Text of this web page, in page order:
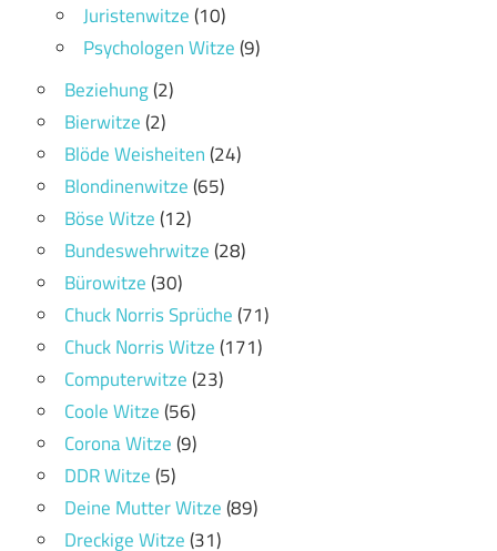
Juristenwitze(10)
Psychologen Witze(9)
Beziehung(2)
Bierwitze(2)
Blöde Weisheiten(24)
Blondinenwitze(65)
Böse Witze(12)
Bundeswehrwitze(28)
Bürowitze(30)
Chuck Norris Sprüche(71)
Chuck Norris Witze(171)
Computerwitze(23)
Coole Witze(56)
Corona Witze(9)
DDR Witze(5)
Deine Mutter Witze(89)
Dreckige Witze(31)